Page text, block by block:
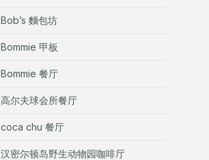
Bob’s 麵包坊
Bommie 甲板
Bommie 餐厅
高尔夫球会所餐厅
coca chu 餐厅
汉密尔顿岛野生动物园咖啡厅